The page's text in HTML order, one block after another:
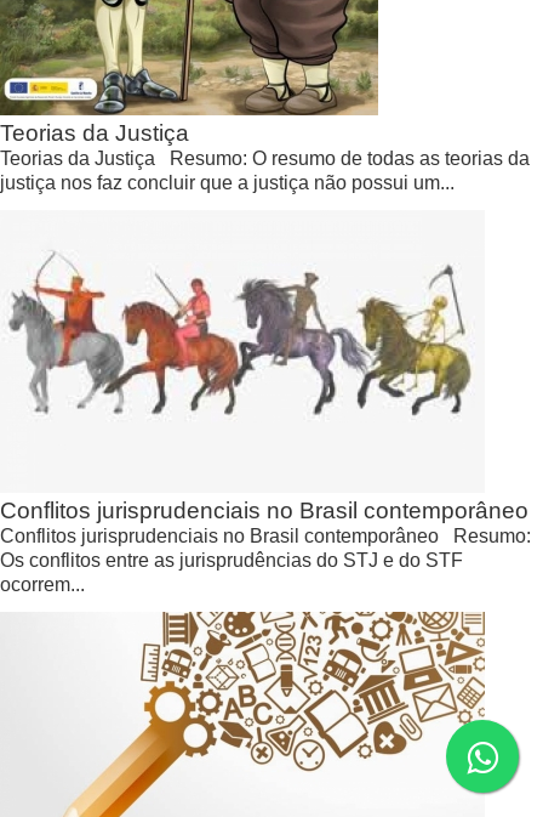
Teorias da Justiça
Teorias da Justiça Resumo: O resumo de todas as teorias da
justiça nos faz concluir que a justiça não possui um...
Conflitos jurisprudenciais no Brasil contemporâneo
Conflitos jurisprudenciais no Brasil contemporâneo Resumo:
Os conflitos entre as jurisprudências do STJ e do STF
ocorrem...